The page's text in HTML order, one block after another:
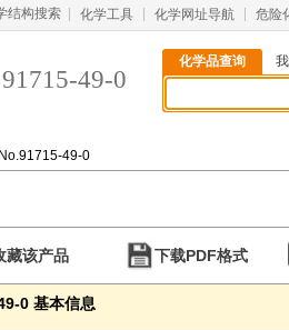
结构搜索 化学工具 化学网址导航 危险
91715-49-0
化学品查询
49-0
藏该产品 下载PDF格式
0 基本信息